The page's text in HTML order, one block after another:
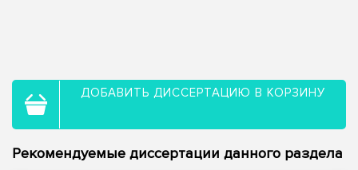
ДОБАВИТЬ ДИССЕРТАЦИЮ В КОРЗИНУ
Рекомендуемые диссертации данного раздела